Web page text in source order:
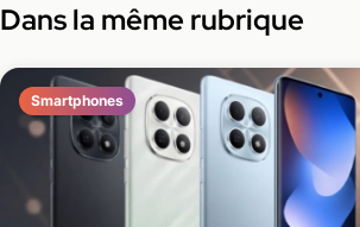
Dans la même rubrique
Smartphones